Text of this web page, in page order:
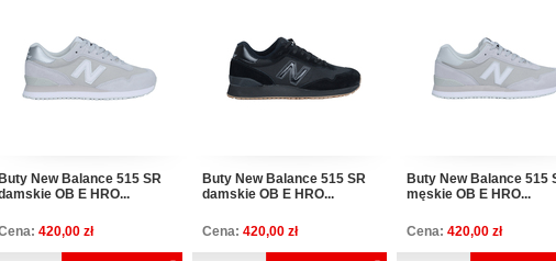
Buty New Balance 515 SR
OB E HRO...
420,00 zł
Buty New Balance 515 SR
damskie OB E HRO...
Cena: 420,00 zł
Buty New Balance 515
męskie OB E HRO...
Cena: 420,00 zł